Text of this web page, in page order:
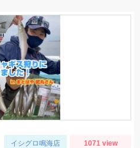
イシグロ鳴海店 1071 view